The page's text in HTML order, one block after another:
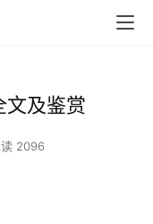
文及鉴赏
读 2096